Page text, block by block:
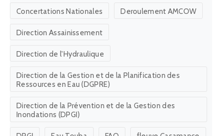
Concertations Nationales Deroulement AMCOW
Direction Assainissement
Direction de l'Hydraulique
Direction de la Gestion et de la Planification des
Ressources en Eau (DGPRE)
Direction de la Prévention et de la Gestion des
Inondations (DPGI)